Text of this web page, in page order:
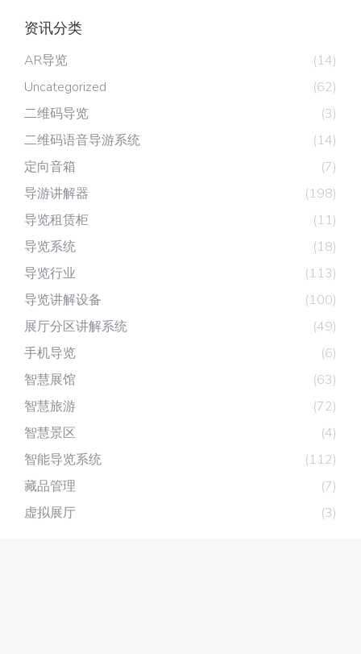
资讯分类
AR导览
(14)
Uncategorized
(62)
二维码导览
(3)
二维码语音导游系统
(14)
定向音箱
(7)
导游讲解器
(198)
导览租赁柜
(11)
导览系统
(18)
导览行业
(113)
导览讲解设备
(100)
展厅分区讲解系统
(49)
手机导览
(6)
智慧展馆
(63)
智慧旅游
(72)
智慧景区
(4)
智能导览系统
(112)
藏品管理
(7)
虚拟展厅
(3)